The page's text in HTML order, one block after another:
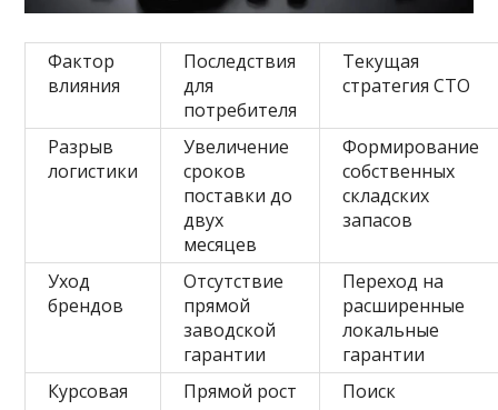
Фактор
влияния
Последствия
для
потребителя
Текущая
стратегия СТО
Разрыв
логистики
Увеличение
сроков
поставки до
двух
месяцев
Формирование
собственных
складских
запасов
Уход
брендов
Отсутствие
прямой
заводской
гарантии
Переход на
расширенные
локальные
гарантии
Курсовая
Прямой рост
Поиск